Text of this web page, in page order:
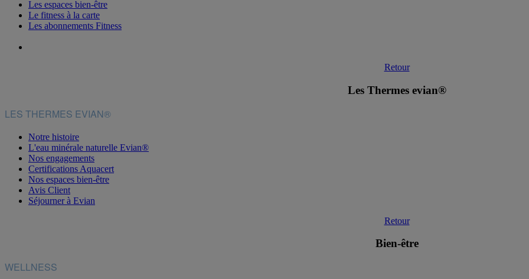
Les espaces bien-être
Le fitness à la carte
Les abonnements Fitness
Retour
Les Thermes evian®
LES THERMES EVIAN®
Notre histoire
L'eau minérale naturelle Evian®
Nos engagements
Certifications Aquacert
Nos espaces bien-être
Avis Client
Séjourner à Evian
Retour
Bien-être
WELLNESS